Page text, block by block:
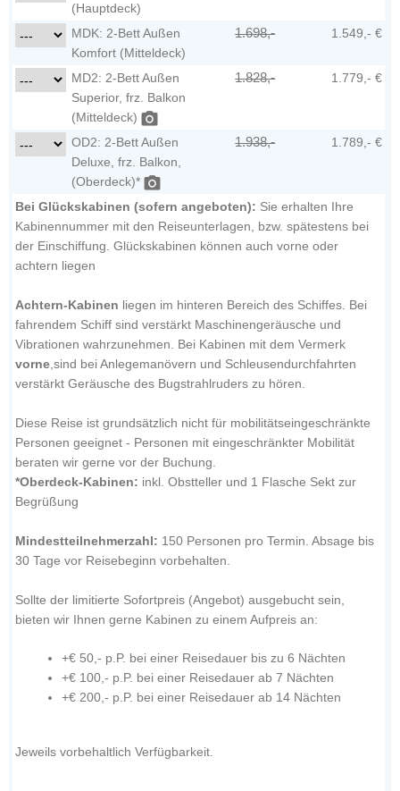
(Hauptdeck)
MDK: 2-Bett Außen
Komfort (Mitteldeck)
1.698,- 1.549,- €
MD2: 2-Bett Außen
Superior, frz. Balkon
(Mitteldeck)
1.828,- 1.779,- €
OD2: 2-Bett Außen
Deluxe, frz. Balkon,
(Oberdeck)*
1.938,- 1.789,- €
Bei Glückskabinen (sofern angeboten): Sie erhalten Ihre
Kabinennummer mit den Reiseunterlagen, bzw. spätestens bei
der Einschiffung. Glückskabinen können auch vorne oder
achtern liegen
Achtern-Kabinen liegen im hinteren Bereich des Schiffes. Bei
fahrendem Schiff sind verstärkt Maschinengeräusche und
Vibrationen wahrzunehmen. Bei Kabinen mit dem Vermerk
vorne,sind bei Anlegemanövern und Schleusendurchfahrten
verstärkt Geräusche des Bugstrahlruders zu hören.
Diese Reise ist grundsätzlich nicht für mobilitätseingeschränkte
Personen geeignet - Personen mit eingeschränkter Mobilität
beraten wir gerne vor der Buchung.
*Oberdeck-Kabinen: inkl. Obstteller und 1 Flasche Sekt zur
Begrüßung
Mindestteilnehmerzahl: 150 Personen pro Termin. Absage bis
30 Tage vor Reisebeginn vorbehalten.
Sollte der limitierte Sofortpreis (Angebot) ausgebucht sein,
bieten wir Ihnen gerne Kabinen zu einem Aufpreis an:
+€ 50,- p.P. bei einer Reisedauer bis zu 6 Nächten
+€ 100,- p.P. bei einer Reisedauer ab 7 Nächten
+€ 200,- p.P. bei einer Reisedauer ab 14 Nächten
Jeweils vorbehaltlich Verfügbarkeit.